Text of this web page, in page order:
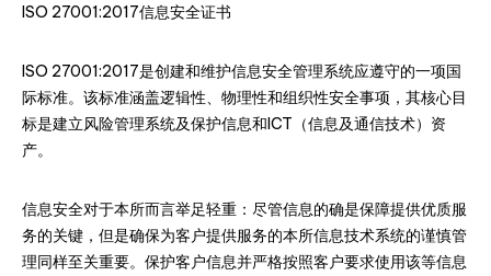
ISO 27001:2017信息安全证书
ISO 27001:2017是创建和维护信息安全管理系统应遵守的一项国
际标准。该标准涵盖逻辑性、物理性和组织性安全事项，其核心目
标是建立风险管理系统及保护信息和ICT（信息及通信技术）资
产。
信息安全对于本所而言举足轻重：尽管信息的确是保障提供优质服
务的关键，但是确保为客户提供服务的本所信息技术系统的谨慎管
理同样至关重要。保护客户信息并严格按照客户要求使用该等信息